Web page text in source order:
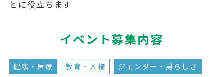
とに役立ちます
イベント募集内容
健康・医療 教育・人権 ジェンダー・男らしさ